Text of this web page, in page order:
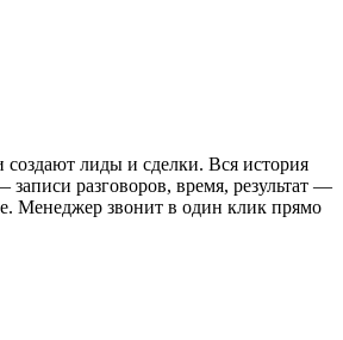
создают лиды и сделки. Вся история
разговоров, время, результат —
Менеджер звонит в один клик прямо